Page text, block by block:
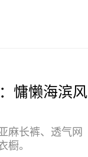
慵懒海滨风
麻长裤、透气网
。